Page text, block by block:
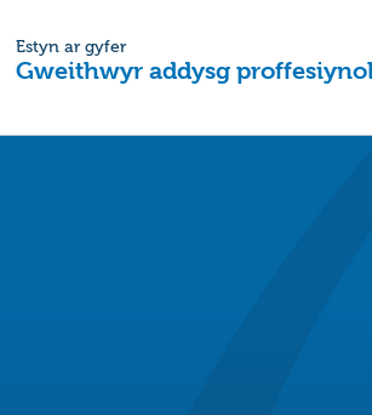
Estyn ar gyfer
Gweithwyr addysg